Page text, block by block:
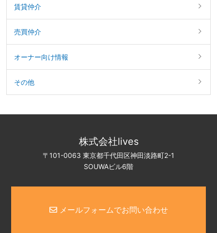
賃貸仲介
売買仲介
オーナー向け情報
その他
株式会社lives
〒101-0063 東京都千代田区神田淡路町2-1
SOUWAビル6階
メールフォームでお問い合わせ